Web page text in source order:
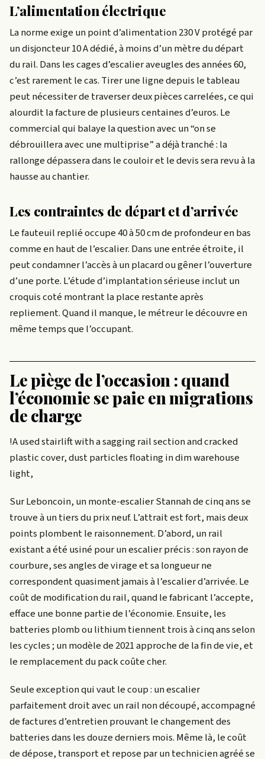
L’alimentation électrique
La norme exige un point d’alimentation 230 V protégé par
un disjoncteur 10 A dédié, à moins d’un mètre du départ
du rail. Dans les cages d’escalier aveugles des années 60,
c’est rarement le cas. Tirer une ligne depuis le tableau
peut nécessiter de traverser deux pièces carrelées, ce qui
alourdit la facture de plusieurs centaines d’euros. Le
commercial qui balaye la question avec un “on se
débrouillera avec une multiprise” a déjà tranché : la
rallonge dépassera dans le couloir et le devis sera revu à la
hausse au chantier.
Les contraintes de départ et d’arrivée
Le fauteuil replié occupe 40 à 50 cm de profondeur en bas
comme en haut de l’escalier. Dans une entrée étroite, il
peut condamner l’accès à un placard ou gêner l’ouverture
d’une porte. L’étude d’implantation sérieuse inclut un
croquis coté montrant la place restante après
repliement. Quand il manque, le métreur le découvre en
même temps que l’occupant.
Le piège de l’occasion : quand
l’économie se paie en migrations
de charge
!A used stairlift with a sagging rail section and cracked
plastic cover, dust particles floating in dim warehouse
light,
Sur Leboncoin, un monte-escalier Stannah de cinq ans se
trouve à un tiers du prix neuf. L’attrait est fort, mais deux
points plombent le raisonnement. D’abord, un rail
existant a été usiné pour un escalier précis : son rayon de
courbure, ses angles de virage et sa longueur ne
correspondent quasiment jamais à l’escalier d’arrivée. Le
coût de modification du rail, quand le fabricant l’accepte,
efface une bonne partie de l’économie. Ensuite, les
batteries plomb ou lithium tiennent trois à cinq ans selon
les cycles ; un modèle de 2021 approche de la fin de vie, et
le remplacement du pack coûte cher.
Seule exception qui vaut le coup : un escalier
parfaitement droit avec un rail non découpé, accompagné
de factures d’entretien prouvant le changement des
batteries dans les douze derniers mois. Même là, le coût
de dépose, transport et repose par un technicien agréé se